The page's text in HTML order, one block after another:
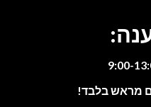
מראש בלבד!